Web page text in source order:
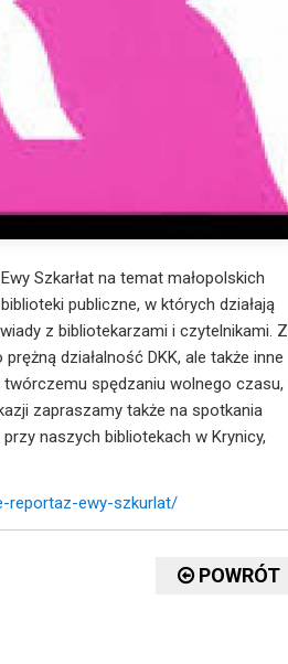
Szkarłat na temat małopolskich
publiczne, w których działają
z bibliotekarzami i czytelnikami. Z
działalność DKK, ale także inne
spędzaniu wolnego czasu,
zapraszamy także na spotkania
naszych bibliotekach w Krynicy,
reportaz-ewy-szkurlat/
POWRÓT